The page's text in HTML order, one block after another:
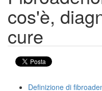
cos'è,
cure
Definizione di